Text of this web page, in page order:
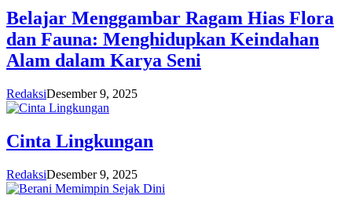
Belajar Menggambar Ragam Hias Flora
dan Fauna: Menghidupkan Keindahan
Alam dalam Karya Seni
RedaksiDesember 9, 2025
Cinta Lingkungan
RedaksiDesember 9, 2025